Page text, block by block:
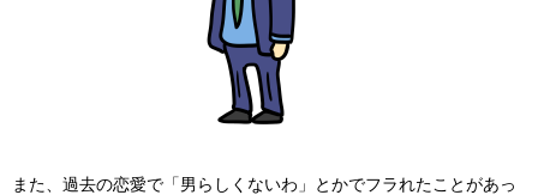
また、過去の恋愛で「男らしくないわ」とかでフラれたことがあっ